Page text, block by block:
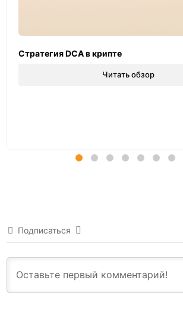
Стратегия DCA в крипте
Читать обзор
Подписаться